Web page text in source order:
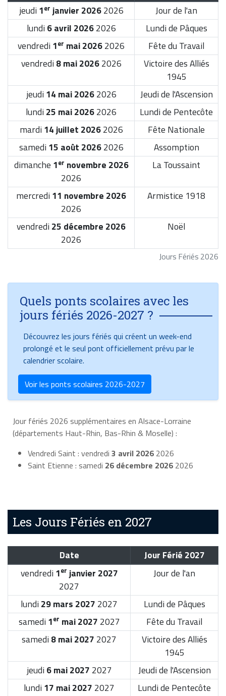
Jours Fériés 2026
jeudi 1er janvier 20262026
Jour de l'an
lundi 6 avril 20262026
Lundi de Pâques
vendredi 1er mai 20262026
Fête du Travail
vendredi 8 mai 20262026
Victoire des Alliés
1945
jeudi 14 mai 20262026
Jeudi de l'Ascension
lundi 25 mai 20262026
Lundi de Pentecôte
mardi 14 juillet 20262026
Fête Nationale
samedi 15 août 20262026
Assomption
dimanche 1er novembre 2026
2026
La Toussaint
mercredi 11 novembre 2026
2026
Armistice 1918
vendredi 25 décembre 2026
2026
Noël
Quels ponts scolaires avec les
jours fériés 2026-2027 ?
Découvrez les jours fériés qui créent un week-end
prolongé et le seul pont officiellement prévu par le
calendrier scolaire.
Voir les ponts scolaires 2026-2027
Jour fériés 2026 supplémentaires en Alsace-Lorraine
(départements Haut-Rhin, Bas-Rhin & Moselle) :
Vendredi Saint : vendredi 3 avril 2026 2026
Saint Etienne : samedi 26 décembre 2026 2026
Les Jours Fériés en 2027
Date
Jour Férié 2027
vendredi 1er janvier 2027
2027
Jour de l'an
lundi 29 mars 2027 2027
Lundi de Pâques
samedi 1er mai 2027 2027
Fête du Travail
samedi 8 mai 2027 2027
Victoire des Alliés
1945
jeudi 6 mai 2027 2027
Jeudi de l'Ascension
lundi 17 mai 2027 2027 Lundi de Pentecôte